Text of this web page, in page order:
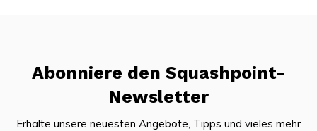
Abonniere den Squashpoint-
Newsletter
Erhalte unsere neuesten Angebote, Tipps und vieles mehr